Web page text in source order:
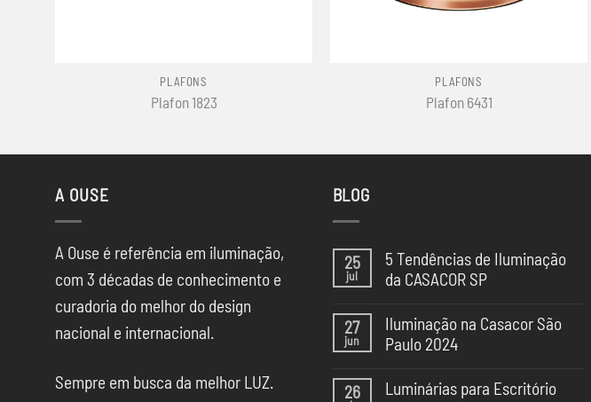
PLAFONS
Plafon 1823
PLAFONS
Plafon 6431
A OUSE
A Ouse é referência em iluminação,
com 3 décadas de conhecimento e
curadoria do melhor do design
nacional e internacional.
Sempre em busca da melhor LUZ.
BLOG
25
jul
5 Tendências de Iluminação
da CASACOR SP
comentário
em
5
Iluminação
27
jun
Iluminação na Casacor São
Paulo 2024
comentário
em
26 Luminárias para Escritório